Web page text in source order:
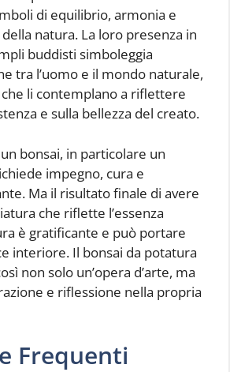
di equilibrio, armonia e
natura. La loro presenza in
buddisti simboleggia
tra l’uomo e il mondo naturale,
li contemplano a riflettere
e sulla bellezza del creato.
bonsai, in particolare un
impegno, cura e
Ma il risultato finale di avere
che riflette l’essenza
è gratificante e può portare
interiore. Il bonsai da potatura
non solo un’opera d’arte, ma
e riflessione nella propria
Frequenti